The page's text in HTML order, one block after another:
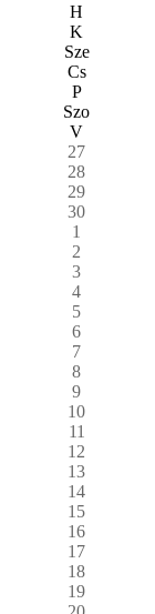
H
K
Sze
Cs
P
Szo
V
27
28
29
30
1
2
3
4
5
6
7
8
9
10
11
12
13
14
15
16
17
18
19